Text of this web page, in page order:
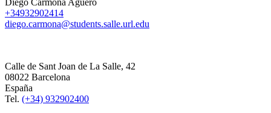
+34932902414
diego.carmona@students.salle.url.edu
Calle de Sant Joan de La Salle, 42
08022 Barcelona
España
Tel. (+34) 932902400